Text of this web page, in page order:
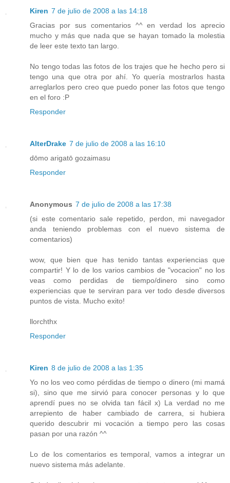
Kiren 7 de julio de 2008 a las 14:18
Gracias por sus comentarios ^^ en verdad los aprecio
mucho y más que nada que se hayan tomado la molestia
de leer este texto tan largo.
No tengo todas las fotos de los trajes que he hecho pero si
tengo una que otra por ahí. Yo quería mostrarlos hasta
arreglarlos pero creo que puedo poner las fotos que tengo
en el foro :P
Responder
AlterDrake 7 de julio de 2008 a las 16:10
dōmo arigatō gozaimasu
Responder
Anonymous 7 de julio de 2008 a las 17:38
(si este comentario sale repetido, perdon, mi navegador
anda teniendo problemas con el nuevo sistema de
comentarios)
wow, que bien que has tenido tantas experiencias que
compartir! Y lo de los varios cambios de "vocacion" no los
veas como perdidas de tiempo/dinero sino como
experiencias que te serviran para ver todo desde diversos
puntos de vista. Mucho exito!
llorchthx
Responder
Kiren 8 de julio de 2008 a las 1:35
Yo no los veo como pérdidas de tiempo o dinero (mi mamá
si), sino que me sirvió para conocer personas y lo que
aprendí pues no se olvida tan fácil x) La verdad no me
arrepiento de haber cambiado de carrera, si hubiera
querido descubrir mi vocación a tiempo pero las cosas
pasan por una razón ^^
Lo de los comentarios es temporal, vamos a integrar un
nuevo sistema más adelante.